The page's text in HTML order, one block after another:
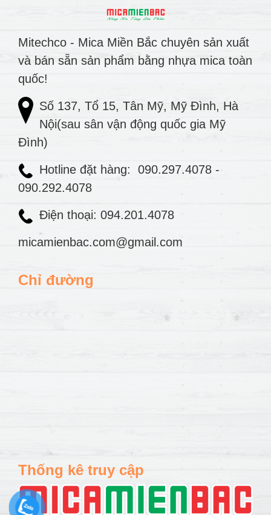
Mitechco - Mica Miền Bắc chuyên sản xuất
và bán sẵn sản phẩm bằng nhựa mica toàn
quốc!
Số 137, Tổ 15, Tân Mỹ, Mỹ Đình, Hà
Nội(sau sân vận động quốc gia Mỹ
Đình)
Hotline đặt hàng: 090.297.4078 -
090.292.4078
Điện thoại: 094.201.4078
micamienbac.com@gmail.com
Chỉ đường
Thống kê truy cập